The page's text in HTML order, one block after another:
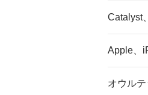
Catalyst
Apple、
オウル